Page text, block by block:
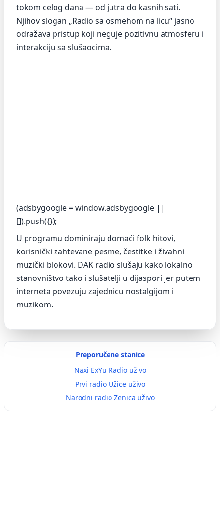
tokom celog dana — od jutra do kasnih sati.
Njihov slogan „Radio sa osmehom na licu“ jasno
odražava pristup koji neguje pozitivnu atmosferu i
interakciju sa slušaocima.
(adsbygoogle = window.adsbygoogle ||
[]).push({});
U programu dominiraju domaći folk hitovi,
korisnički zahtevane pesme, čestitke i živahni
muzički blokovi. DAK radio slušaju kako lokalno
stanovništvo tako i slušatelji u dijaspori jer putem
interneta povezuju zajednicu nostalgijom i
muzikom.
Preporučene stanice
Naxi ExYu Radio uživo
Prvi radio Užice uživo
Narodni radio Zenica uživo